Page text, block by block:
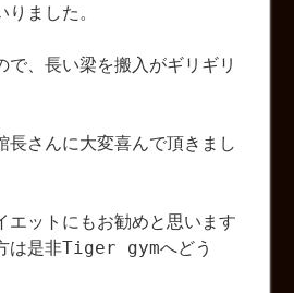
ました。
で、長い梁を搬入がギリギリ
長さんに大変喜んで頂きまし
エットにもお勧めと思います
は是非Tiger gymへどう